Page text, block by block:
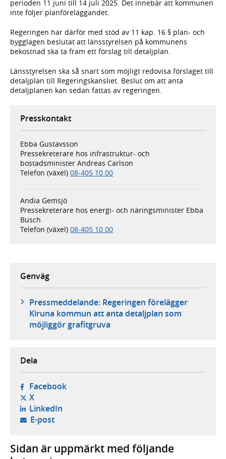
perioden 11 juni till 14 juli 2025. Det innebär att kommunen
inte följer planföreläggandet.
Regeringen har därför med stöd av 11 kap. 16 § plan- och
bygglagen beslutat att länsstyrelsen på kommunens
bekostnad ska ta fram ett förslag till detaljplan.
Länsstyrelsen ska så snart som möjligt redovisa förslaget till
detaljplan till Regeringskansliet. Beslut om att anta
detaljplanen kan sedan fattas av regeringen.
Presskontakt
Ebba Gustavsson
Pressekreterare hos infrastruktur- och
bostadsminister Andreas Carlson
Telefon (växel) 08-405 10 00
Andia Gemsjö
Pressekreterare hos energi- och näringsminister Ebba
Busch
Telefon (växel) 08-405 10 00
Genväg
Pressmeddelande: Regeringen förelägger
Kiruna kommun att anta detaljplan som
möjliggör grafitgruva
Dela
Facebook- öppnas i ny flik, extern webbplats,
X- öppnas i ny flik, extern webbplats,
LinkedIn- öppnas i ny flik, extern webbplats,
E-post- öppnar din e-postklient,
Sidan är uppmärkt med följande